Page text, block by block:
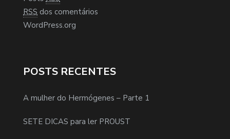
RSS dos comentários
WordPress.org
POSTS RECENTES
A mulher do Hermógenes – Parte 1
SETE DICAS para ler PROUST